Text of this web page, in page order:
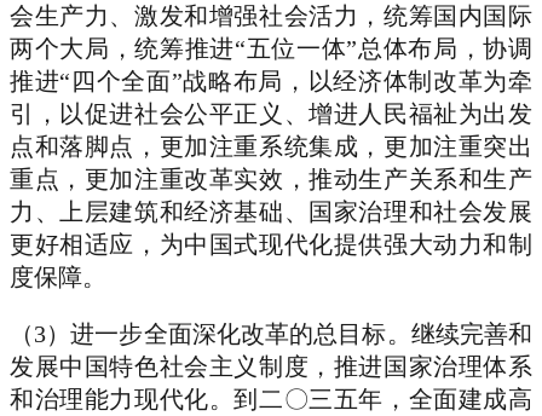
会生产力、激发和增强社会活力，统筹国内国际
两个大局，统筹推进“五位一体”总体布局，协调
推进“四个全面”战略布局，以经济体制改革为牵
引，以促进社会公平正义、增进人民福祉为出发
点和落脚点，更加注重系统集成，更加注重突出
重点，更加注重改革实效，推动生产关系和生产
力、上层建筑和经济基础、国家治理和社会发展
更好相适应，为中国式现代化提供强大动力和制
度保障。
（3）进一步全面深化改革的总目标。继续完善和
发展中国特色社会主义制度，推进国家治理体系
和治理能力现代化。到二〇三五年，全面建成高